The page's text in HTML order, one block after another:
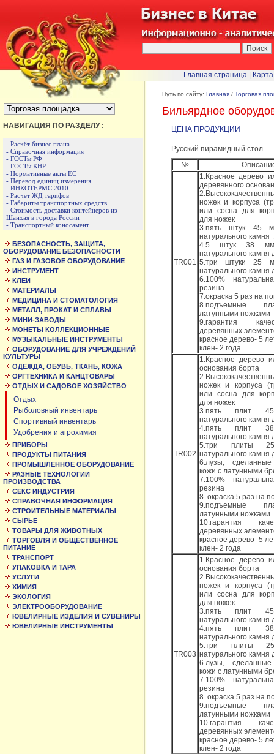
БЫСТРЫЙ ПЕРЕХОД :
НАВИГАЦИЯ ПО РАЗДЕЛУ :
- Расчёт бизнес плана
- Справочная информация
- ГОСТы РФ
- ГОСТы КНР
- Нормативные акты ЕС
- Перевод единиц измерения
- ИНКОТЕРМС 2010
- Расчёт ЖД тарифов
- Габариты транспортных средств
- Стоимость доставки контейнеров из
Шанхая в города России
- Транспортный коносамент
БЕЗОПАСНОСТЬ, ЗАЩИТА,
ОБОРУДОВАНИЕ БЕЗОПАСНОСТИ
ГАЗ И ГАЗОВОЕ ОБОРУДОВАНИЕ
ИНСТРУМЕНТ
КЛЕИ
МАТЕРИАЛЫ
МЕДИЦИНА И СТОМАТОЛОГИЯ
МЕТАЛЛ, ПРОКАТ И СПЛАВЫ
МИНИ-ЗАВОДЫ
МОНЕТЫ КОЛЛЕКЦИОННЫЕ
МУЗЫКАЛЬНЫЕ ИНСТРУМЕНТЫ
ОБОРУДОВАНИЕ ДЛЯ УЧРЕЖДЕНИЙ
КУЛЬТУРЫ
ОДЕЖДА, ОБУВЬ, ТКАНЬ, КОЖА
ОРГТЕХНИКА И КАНЦТОВАРЫ
ОТДЫХ И САДОВОЕ ХОЗЯЙСТВО
Отдых
Рыболовный инвентарь
Спортивный инвентарь
Удобрения и агрохимия
ПРИБОРЫ
ПРОДУКТЫ ПИТАНИЯ
ПРОМЫШЛЕННОЕ ОБОРУДОВАНИЕ
РАЗНЫЕ ТЕХНОЛОГИИ
ПРОИЗВОДСТВА
СЕКС ИНДУСТРИЯ
СПРАВОЧНАЯ ИНФОРМАЦИЯ
СТРОИТЕЛЬНЫЕ МАТЕРИАЛЫ
СЫРЬЕ
ТОВАРЫ ДЛЯ ЖИВОТНЫХ
ТОРГОВЛЯ И ОБЩЕСТВЕННОЕ
ПИТАНИЕ
ТРАНСПОРТ
УПАКОВКА И ТАРА
УСЛУГИ
ХИМИЯ
ЭКОЛОГИЯ
ЭЛЕКТРООБОРУДОВАНИЕ
ЮВЕЛИРНЫЕ ИЗДЕЛИЯ И СУВЕНИРЫ
ЮВЕЛИРНЫЕ ИНСТРУМЕНТЫ
Путь по сайту: Главная / Торговая
Бильярдное
ЦЕНА ПРОДУКЦИИ
Русский пирамидный стол
№
TR001
1.Красное дерево
деревянного
ножек и корпуса
или сосна для
для ножек
3.пять штук 45
натурального камня
4.5 штук 38
натурального камня
5.три штуки 25
натурального камня
6.100%
резина
7.окраска 5 раз на
8.подъемные
латунными ножками
9.гарантия
деревянных
красное дерево- 5
клен- 2 года
TR002
1.Красное дерево
основания борта
ножек и корпуса
или сосна для
для ножек
3.пять плит
натурального камня
4.пять плит
натурального камня
5.три плиты
натурального камня
6.лузы,
кожи с латунными
7.100%
резина
8. окраска 5 раз на
9.подъемные
латунными ножками
10.гарантия
деревянных
красное дерево- 5
клен- 2 года
TR003
1.Красное дерево
основания борта
ножек и корпуса
или сосна для
для ножек
3.пять плит
натурального камня
4.пять плит
натурального камня
5.три плиты
натурального камня
6.лузы,
кожи с латунными
7.100%
резина
8. окраска 5 раз на
9.подъемные
латунными ножками
10.гарантия
деревянных
красное дерево- 5
клен- 2 года
Главная страница